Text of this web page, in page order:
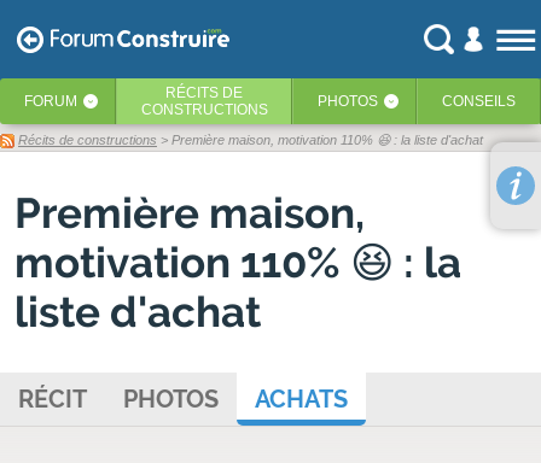
FORUM ‹ RÉCITS DE
CONSTRUCTIONS
PHOTOS ‹ CONSEILS
Récits de constructions > Première maison, motivation 110% 😆 : la liste d'achat
Première maison,
motivation 110% 😆 : la
liste d'achat
RÉCIT PHOTOS ACHATS